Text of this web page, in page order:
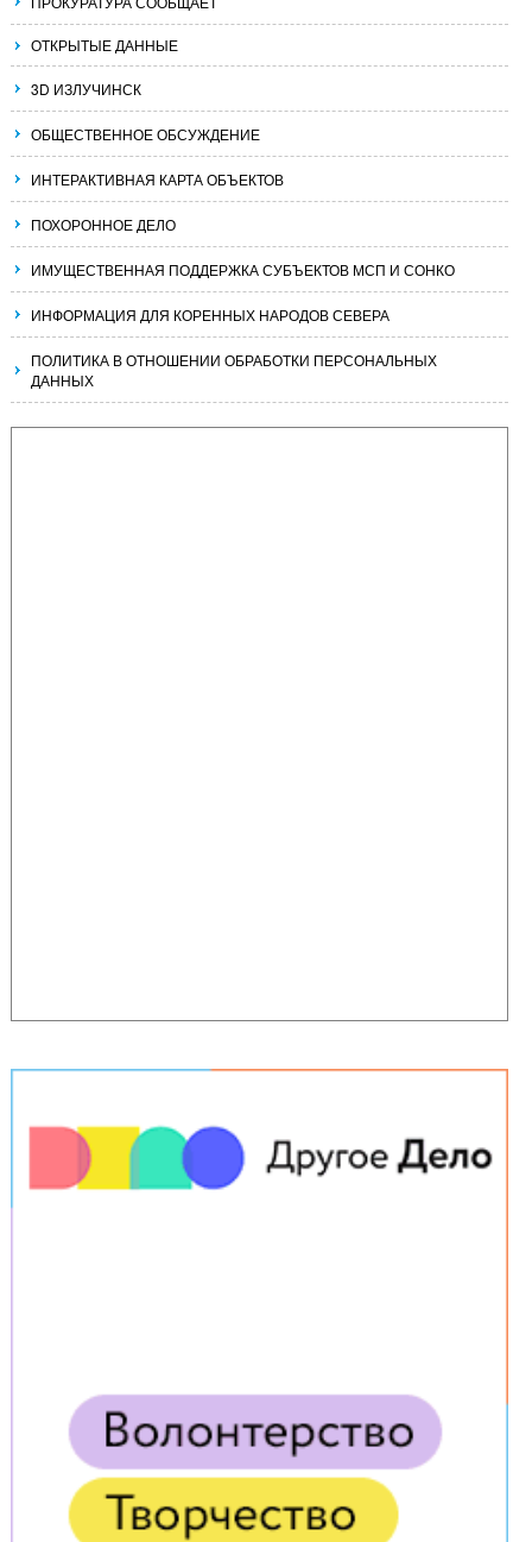
ОТКРЫТЫЕ ДАННЫЕ
3D ИЗЛУЧИНСК
ОБЩЕСТВЕННОЕ ОБСУЖДЕНИЕ
ИНТЕРАКТИВНАЯ КАРТА ОБЪЕКТОВ
ПОХОРОННОЕ ДЕЛО
ИМУЩЕСТВЕННАЯ ПОДДЕРЖКА СУБЪЕКТОВ МСП И СОНКО
ИНФОРМАЦИЯ ДЛЯ КОРЕННЫХ НАРОДОВ СЕВЕРА
ПОЛИТИКА В ОТНОШЕНИИ ОБРАБОТКИ ПЕРСОНАЛЬНЫХ
ДАННЫХ